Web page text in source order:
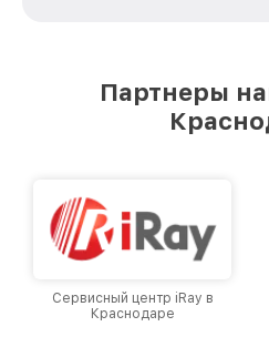
лучшим сервисным
городе Краснодаре,
Партнеры
Сервисный центр iRay в
Краснодаре